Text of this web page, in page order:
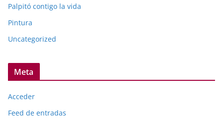
Palpitó contigo la vida
Pintura
Uncategorized
Meta
Acceder
Feed de entradas